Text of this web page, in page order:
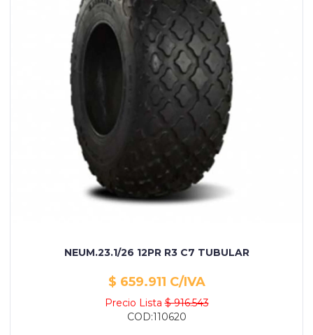
NEUM.23.1/26 12PR R3 C7 TUBULAR
$ 659.911 C/IVA
Precio Lista$ 916.543
COD:110620